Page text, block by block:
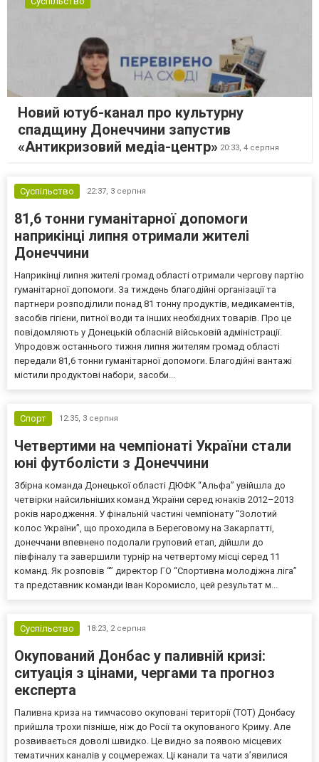
Новий ютуб-канал про культурну
спадщину Донеччини запустив
«Антикризовий медіа-центр» 20:33, 4 серпня
Суспільство 22:37, 3 серпня
81,6 тонни гуманітарної допомоги
наприкінці липня отримали жителі
Донеччини
Наприкінці липня жителі громад області отримали чергову партію
гуманітарної допомоги. За тиждень благодійні організації та
партнери розподілили понад 81 тонну продуктів, медикаментів,
засобів гігієни, питної води та інших необхідних товарів. Про це
повідомляють у Донецькій обласній військовій адміністрації.
Упродовж останнього тижня липня жителям громад області
передали 81,6 тонни гуманітарної допомоги. Благодійні вантажі
містили продуктові набори, засоби...
Спорт 12:35, 3 серпня
Четвертими на чемпіонаті України стали
юні футболісти з Донеччини
Збірна команда Донецької області ДЮФК “Альфа” увійшла до
четвірки найсильніших команд України серед юнаків 2012–2013
років народження. У фінальній частині чемпіонату “Золотий
колос України”, що проходила в Береговому на Закарпатті,
донеччани впевнено подолали груповий етап, дійшли до
півфіналу та завершили турнір на четвертому місці серед 11
команд. Як розповів “” директор ГО “Спортивна молодіжна ліга”
та представник команди Іван Коромисло, цей результат м...
Суспільство 18:23, 2 серпня
Окупований Донбас у паливній кризі:
ситуація з цінами, чергами та прогноз
експерта
Паливна криза на тимчасово окуповані території (ТОТ) Донбасу
прийшла трохи пізніше, ніж до Росії та окупованого Криму. Але
розвивається доволі швидко. Це видно за появою місцевих
тематичних каналів у соцмережах. Ці канали та чати з’явилися